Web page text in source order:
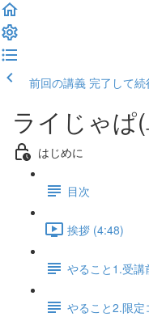
前回の講義 完了して続
ライじゃぱ
はじめに
目次
挨拶 (4:48)
やること1.受講
やること2.限定